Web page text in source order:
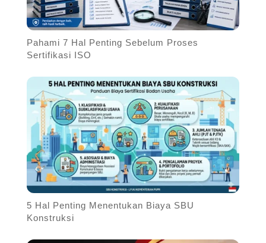
Pahami 7 Hal Penting Sebelum Proses
Sertifikasi ISO
5 Hal Penting Menentukan Biaya SBU
Konstruksi